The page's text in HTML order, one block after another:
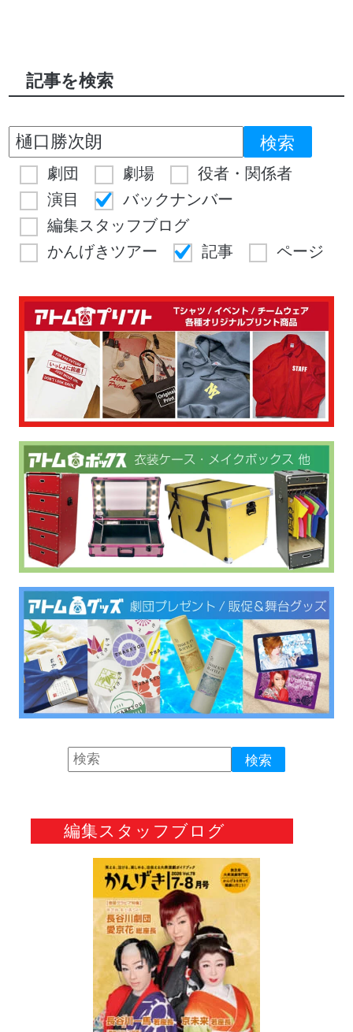
記事を検索
劇団 劇場
役者・関係者
演目
バックナンバー
編集スタッフブログ
かんげきツアー
記事 ページ
編集スタッフブログ